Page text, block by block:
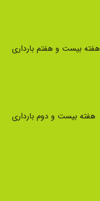
هفته بیست و هفتم بارداری
هفته بیست و دوم بارداری